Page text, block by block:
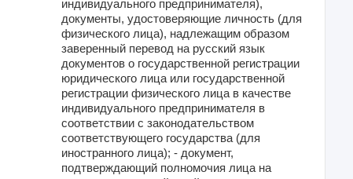
индивидуального предпринимателя),
документы, удостоверяющие личность (для
физического лица), надлежащим образом
заверенный перевод на русский язык
документов о государственной регистрации
юридического лица или государственной
регистрации физического лица в качестве
индивидуального предпринимателя в
соответствии с законодательством
соответствующего государства (для
иностранного лица); - документ,
подтверждающий полномочия лица на